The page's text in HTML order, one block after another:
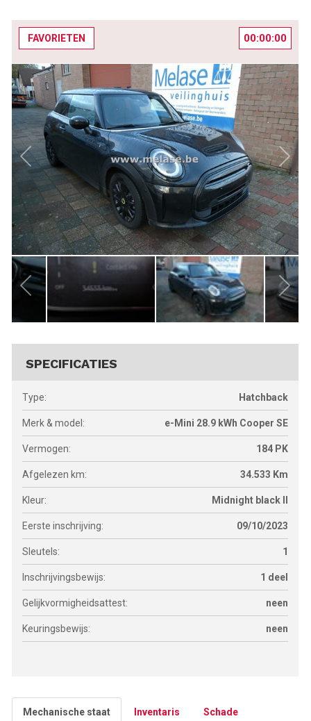
FAVORIETEN 00:00:00
SPECIFICATIES
Type: Hatchback
Merk & model: e-Mini 28.9 kWh Cooper SE
Vermogen: 184 PK
Afgelezen km: 34.533 Km
Kleur: Midnight black II
Eerste inschrijving: 09/10/2023
Sleutels: 1
Inschrijvingsbewijs: 1 deel
Gelijkvormigheidsattest: neen
Keuringsbewijs: neen
Mechanische staat Inventaris Schade